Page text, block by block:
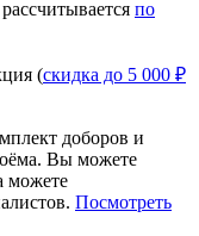
по
(скидка до 5 000 ₽
доборов и
Вы можете
можете
Посмотреть